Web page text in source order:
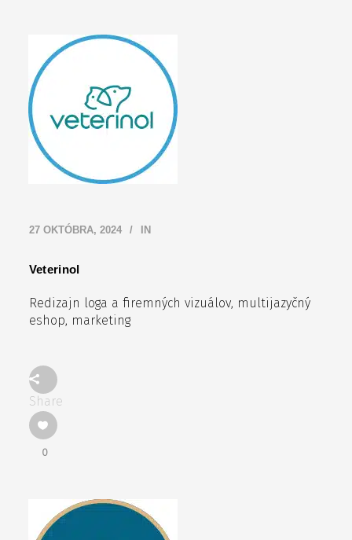
27 OKTÓBRA, 2024 IN
Veterinol
Redizajn loga a firemných vizuálov, multijazyčný
eshop, marketing
Share
0